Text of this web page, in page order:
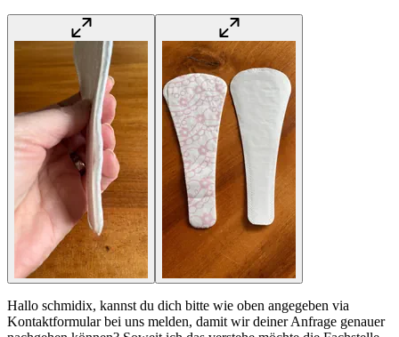
Hallo schmidix, kannst du dich bitte wie oben angegeben via
Kontaktformular bei uns melden, damit wir deiner Anfrage genauer